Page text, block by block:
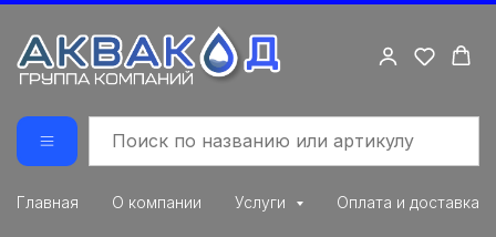
Главная О компании Услуги Оплата и доставка